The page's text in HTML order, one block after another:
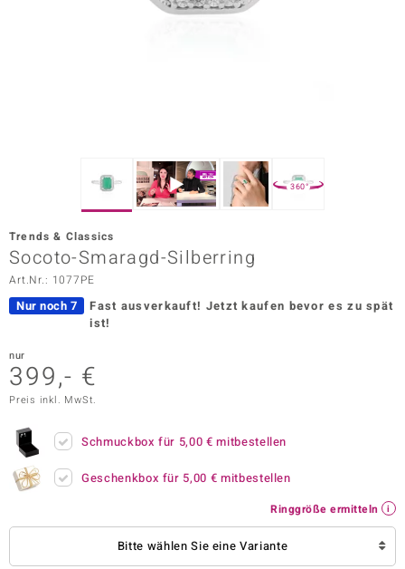
Vogue
360°
Trends & Classics
Socoto-Smaragd-Silberring
Art.Nr.: 1077PE
Nur noch 7 Fast ausverkauft! Jetzt kaufen bevor es zu spät
ist!
nur
399,- €
Preis inkl. MwSt.
Schmuckbox für 5,00 € mitbestellen
Geschenkbox für 5,00 € mitbestellen
Ringgröße ermitteln
Bitte wählen Sie eine Variante